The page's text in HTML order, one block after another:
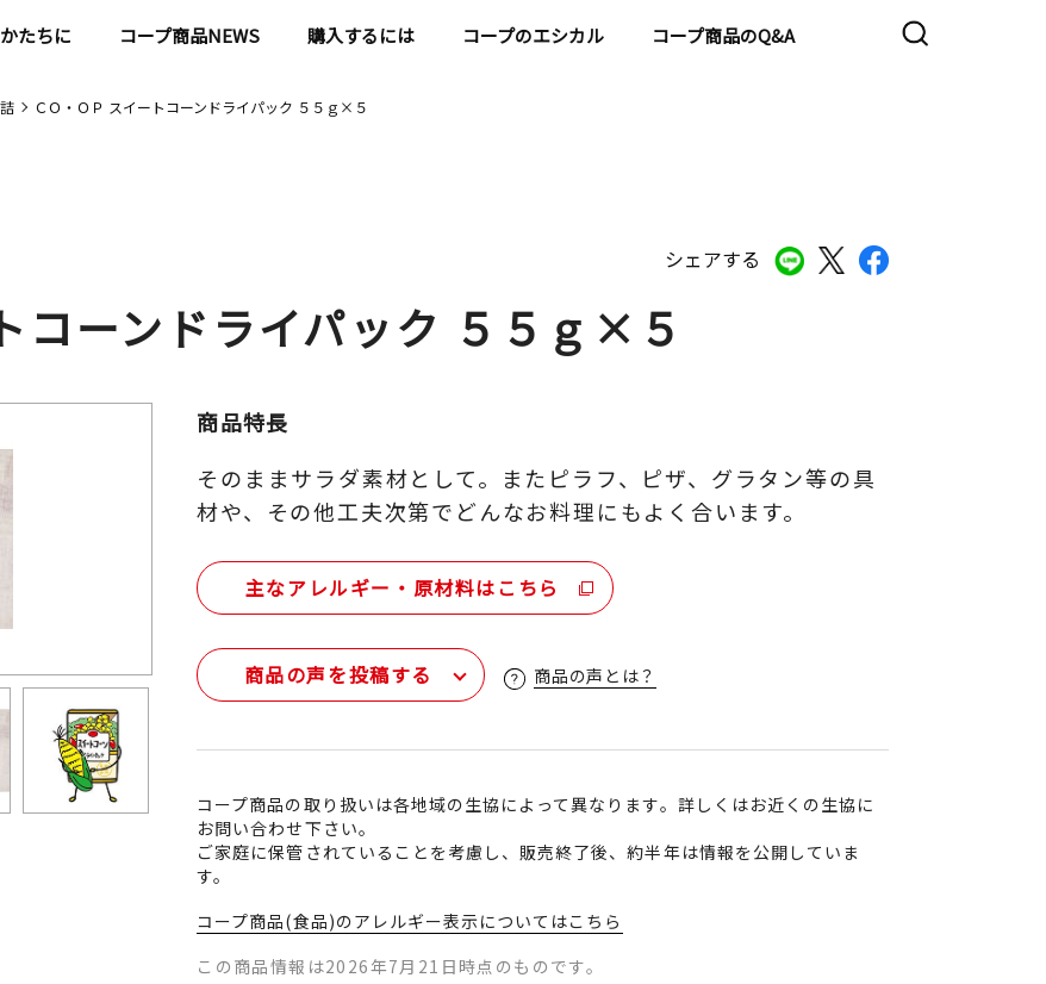
たちに コープ商品NEWS 購入するには コープのエシカル コープ商品のQ&A
ＣＯ・ＯＰ スイートコーンドライパック ５５ｇ×５
シェアする
コーンドライパック ５５ｇ×５
商品特長
そのままサラダ素材として。またピラフ、ピザ、グラタン等の具
材や、その他工夫次第でどんなお料理にもよく合います。
主なアレルギー・原材料はこちら
商品の声を投稿する 商品の声とは？
コープ商品の取り扱いは各地域の生協によって異なります。詳しくはお近くの生協に
お問い合わせ下さい。
ご家庭に保管されていることを考慮し、販売終了後、約半年は情報を公開していま
す。
コープ商品(食品)のアレルギー表示についてはこちら
この商品情報は2026年7月21日時点のものです。